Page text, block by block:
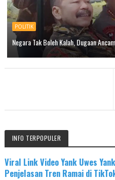
POLITIK
Negara Tak Boleh Kalah, Dugaan
INFO TERPOPULER
Viral Link Video Yank Uwes
Penjelasan Tren Ramai di